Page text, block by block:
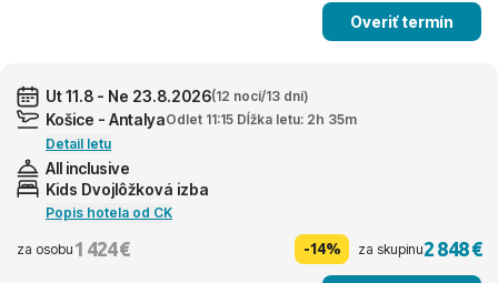
Overiť termín
Ut 11.8 - Ne 23.8.2026(12 nocí/13 dní)
Košice - AntalyaOdlet 11:15 Dĺžka letu: 2h 35m
Detail letu
All inclusive
Kids Dvojlôžková izba
Popis hotela od CK
za osobu 1 424 € -14% za skupinu2 848 €